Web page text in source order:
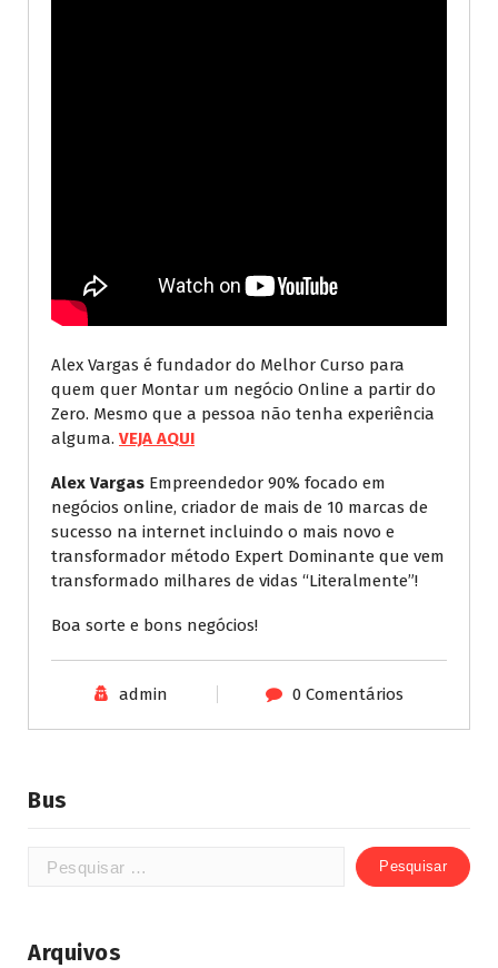
Alex Vargas é fundador do Melhor Curso para
quem quer Montar um negócio Online a partir do
Zero. Mesmo que a pessoa não tenha experiência
alguma. VEJA AQUI
Alex Vargas Empreendedor 90% focado em
negócios online, criador de mais de 10 marcas de
sucesso na internet incluindo o mais novo e
transformador método Expert Dominante que vem
transformado milhares de vidas “Literalmente”!
Boa sorte e bons negócios!
admin 0 Comentários
Bus
Arquivos